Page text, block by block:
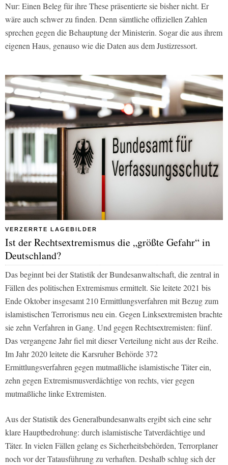
Nur: Einen Beleg für ihre These präsentierte sie bisher nicht. Er
wäre auch schwer zu finden. Denn sämtliche offiziellen Zahlen
sprechen gegen die Behauptung der Ministerin. Sogar die aus ihrem
eigenen Haus, genauso wie die Daten aus dem Justizressort.
VERZERRTE LAGEBILDER
Ist der Rechtsextremismus die „größte Gefahr“ in
Deutschland?
Das beginnt bei der Statistik der Bundesanwaltschaft, die zentral in
Fällen des politischen Extremismus ermittelt. Sie leitete 2021 bis
Ende Oktober insgesamt 210 Ermittlungsverfahren mit Bezug zum
islamistischen Terrorismus neu ein. Gegen Linksextremisten brachte
sie zehn Verfahren in Gang. Und gegen Rechtsextremisten: fünf.
Das vergangene Jahr fiel mit dieser Verteilung nicht aus der Reihe.
Im Jahr 2020 leitete die Karsruher Behörde 372
Ermittlungsverfahren gegen mutmaßliche islamistische Täter ein,
zehn gegen Extremismusverdächtige von rechts, vier gegen
mutmaßliche linke Extremisten.
Aus der Statistik des Generalbundesanwalts ergibt sich eine sehr
klare Hauptbedrohung: durch islamistische Tatverdächtige und
Täter. In vielen Fällen gelang es Sicherheitsbehörden, Terrorplaner
noch vor der Tatausführung zu verhaften. Deshalb schlug sich der